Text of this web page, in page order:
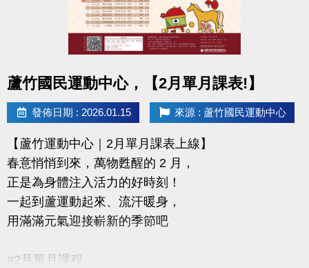
2/28 前 本期臨櫃報名
◆有 加碼優惠 喔◆
同一人報名三門以上 → 88折優惠
同一人報名兩門以上 → 9折優惠
連絡資訊
-官網 :
https://www.lzsports.com.tw/zh_TW/news/pageID/1/
-FB : 桃園市蘆竹國民運動中心
-IG : @luzhusports
蘆竹國民運動中心，【2月單月課表!】
發佈日期 : 2026.01.15 來源 : 蘆竹國民運動中心
【蘆竹運動中心｜2月單月課表上線】
春意悄悄到來，萬物甦醒的 2 月，
正是為身體注入活力的好時刻！
一起到蘆運動起來、流汗暖身，
用滿滿元氣迎接嶄新的季節吧
#2月單月課程